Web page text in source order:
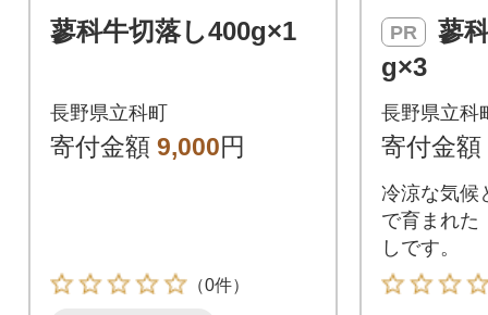
蓼科牛切落し400g×1
長野県立科町
寄付金額 9,000円
（0件）
PR
g×3
長野県立科
寄付金額
冷涼な気候
で育まれた
しです。